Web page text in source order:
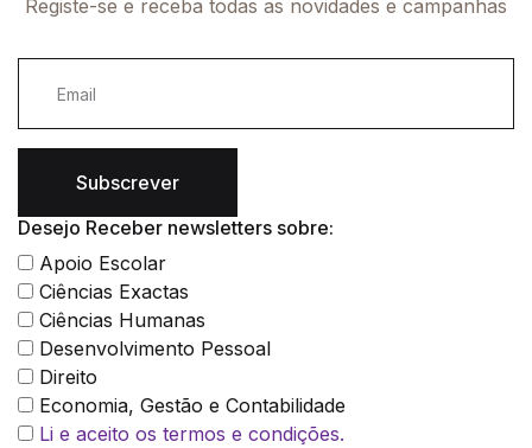
Registe-se e receba todas as novidades e campanhas
Subscrever
Desejo Receber newsletters sobre:
Apoio Escolar
Ciências Exactas
Ciências Humanas
Desenvolvimento Pessoal
Direito
Economia, Gestão e Contabilidade
Li e aceito os termos e condições.